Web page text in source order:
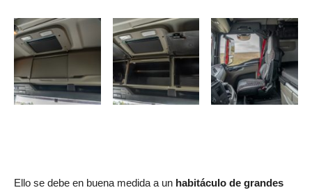
Ello se debe en buena medida a un habitáculo de grandes